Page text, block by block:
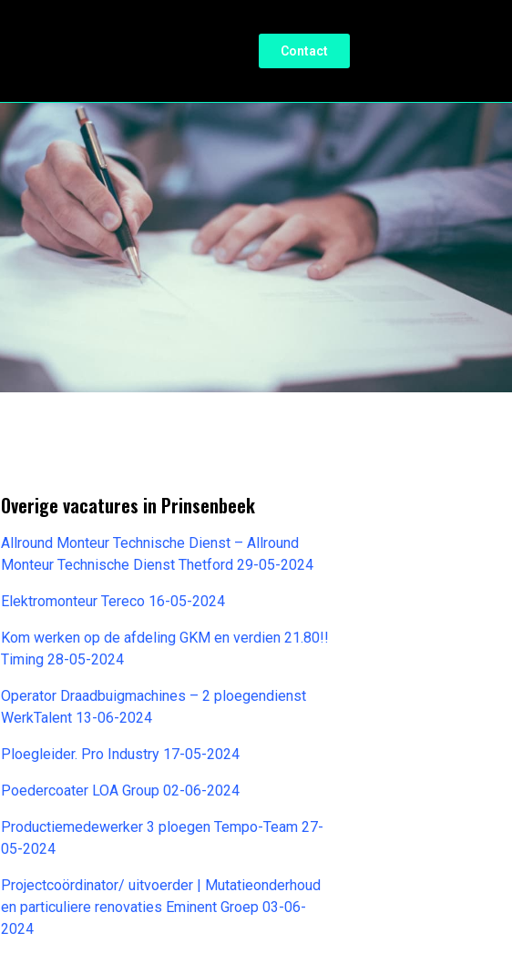
Contact
Overige vacatures in Prinsenbeek
Allround Monteur Technische Dienst – Allround
Monteur Technische Dienst Thetford 29-05-2024
Elektromonteur Tereco 16-05-2024
Kom werken op de afdeling GKM en verdien 21.80!!
Timing 28-05-2024
Operator Draadbuigmachines – 2 ploegendienst
WerkTalent 13-06-2024
Ploegleider. Pro Industry 17-05-2024
Poedercoater LOA Group 02-06-2024
Productiemedewerker 3 ploegen Tempo-Team 27-
05-2024
Projectcoördinator/ uitvoerder | Mutatieonderhoud
en particuliere renovaties Eminent Groep 03-06-
2024